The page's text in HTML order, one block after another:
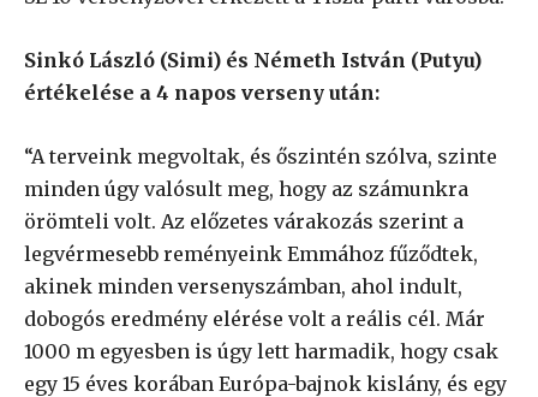
Sinkó László (Simi) és Németh István (Putyu)
értékelése a 4 napos verseny után:
“A terveink megvoltak, és őszintén szólva, szinte
minden úgy valósult meg, hogy az számunkra
örömteli volt. Az előzetes várakozás szerint a
legvérmesebb reményeink Emmához fűződtek,
akinek minden versenyszámban, ahol indult,
dobogós eredmény elérése volt a reális cél. Már
1000 m egyesben is úgy lett harmadik, hogy csak
egy 15 éves korában Európa-bajnok kislány, és egy